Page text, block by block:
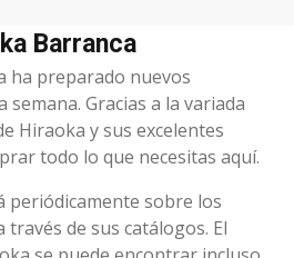
Barranca
ha preparado nuevos
Gracias a la variada
Hiraoka y sus excelentes
todo lo que necesitas aquí.
sobre los
de sus catálogos. El